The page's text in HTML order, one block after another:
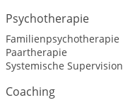
Psychotherapie
Familienpsychotherapie
Paartherapie
Systemische Supervision
Coaching